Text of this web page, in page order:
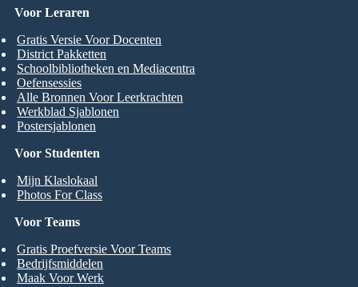
Voor Studenten
Mijn Klaslokaal
Photos For Class
Voor Leraren
Gratis Versie Voor Docenten
District Pakketten
Schoolbibliotheken en Mediacentra
Oefensessies
Alle Bronnen Voor Leerkrachten
Werkblad Sjablonen
Postersjablonen
Voor Teams
Gratis Proefversie Voor Teams
Bedrijfsmiddelen
Maak Voor Werk